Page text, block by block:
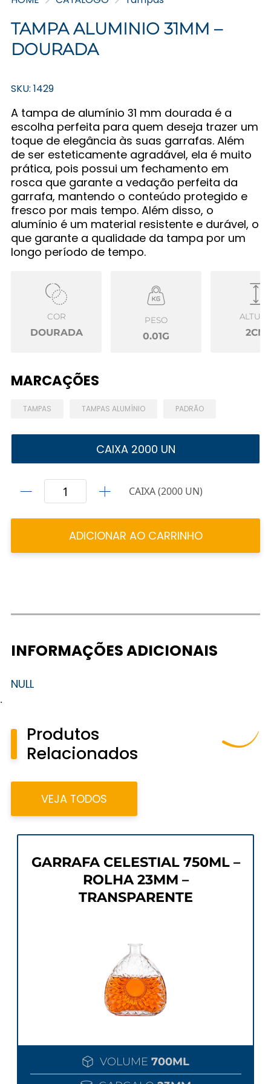
TAMPA ALUMINIO 31MM –
DOURADA
SKU: 1429
A tampa de alumínio 31 mm dourada é a
escolha perfeita para quem deseja trazer um
toque de elegância às suas garrafas. Além
de ser esteticamente agradável, ela é muito
prática, pois possui um fechamento em
rosca que garante a vedação perfeita da
garrafa, mantendo o conteúdo protegido e
fresco por mais tempo. Além disso, o
alumínio é um material resistente e durável, o
que garante a qualidade da tampa por um
longo período de tempo.
COR
DOURADA
PESO
0.01G 2CM
MARCAÇÕES
TAMPAS TAMPAS ALUMÍNIO PADRÃO
CAIXA 2000 UN
CAIXA (2000 UN)
ADICIONAR AO CARRINHO
INFORMAÇÕES ADICIONAIS
NULL
.
Produtos
Relacionados
VEJA TODOS
GARRAFA CELESTIAL 750ML –
ROLHA 23MM –
TRANSPARENTE
VOLUME 700ML